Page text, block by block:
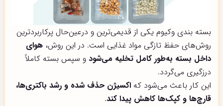
بسته بندی وکیوم یکی از قدیمی‌ترین و درعین‌حال پرکاربردترین
روش‌های حفظ تازگی مواد غذایی است. در این روش، هوای
داخل بسته به‌طور کامل تخلیه می‌شودو سپس بسته کاملاً
درزگیری می‌گردد.
این کار باعث می‌شود که اکسیژن حذف شده و رشد باکتری‌ها،
قارچ‌ها و کپک‌ها کاهش پیدا کند.